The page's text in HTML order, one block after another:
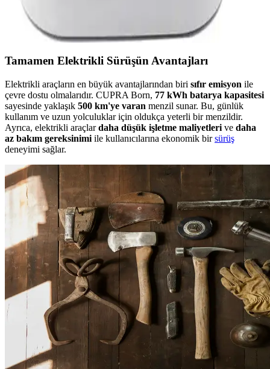
Mini dikiş makineleri, kompakt ve taşınabilir yapısıyla evde ve
seyahatte pratik dikiş çözümleri sunar. Kullanımı kolay, ekonomik
ve çok yönlü bu makinelerle acil tamirler zahmetsizce yapılır.
Tamamen Elektrikli Sürüşün Avantajları
Elektrikli araçların en büyük avantajlarından biri sıfır emisyon ile
çevre dostu olmalarıdır. CUPRA Born, 77 kWh batarya kapasitesi
sayesinde yaklaşık 500 km'ye varan menzil sunar. Bu, günlük
kullanım ve uzun yolculuklar için oldukça yeterli bir menzildir.
Ayrıca, elektrikli araçlardaha düşük işletme maliyetleri ve daha
az bakım gereksinimi ile kullanıcılarına ekonomik birsürüş
deneyimi sağlar.